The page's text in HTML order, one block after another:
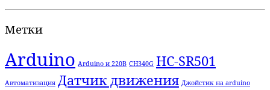
Метки
Arduino Arduino и 220В CH340G HC-SR501
Автоматизация Датчик движения Джойстик на arduino